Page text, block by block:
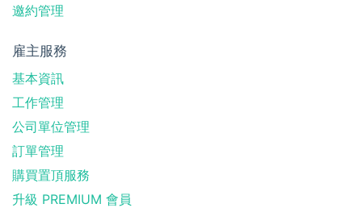
邀約管理
雇主服務
基本資訊
工作管理
公司單位管理
訂單管理
購買置頂服務
升級 PREMIUM 會員